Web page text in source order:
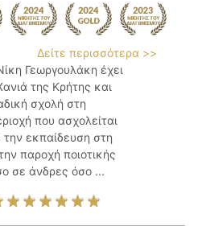
Δείτε περισσότερα >>
Γεωργουλάκη έχει
της Κρήτης και
σχολή στη
που ασχολείται
εκπαίδευση στη
παροχή ποιοτικής
σε άνδρες όσο ...